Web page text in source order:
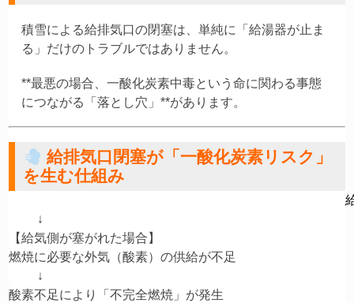
積雪による給排気口の閉塞は、単純に「給湯器が止ま
る」だけのトラブルではありません。
**最悪の場合、一酸化炭素中毒という命に関わる事態
につながる「落とし穴」**があります。
給排気口閉塞が「一酸化炭素リスク」
を生む仕組み
         ↓
【給気側が塞がれた場合】
燃焼に必要な外気（酸素）の供給が不足
         ↓
酸素不足により「不完全燃焼」が発生